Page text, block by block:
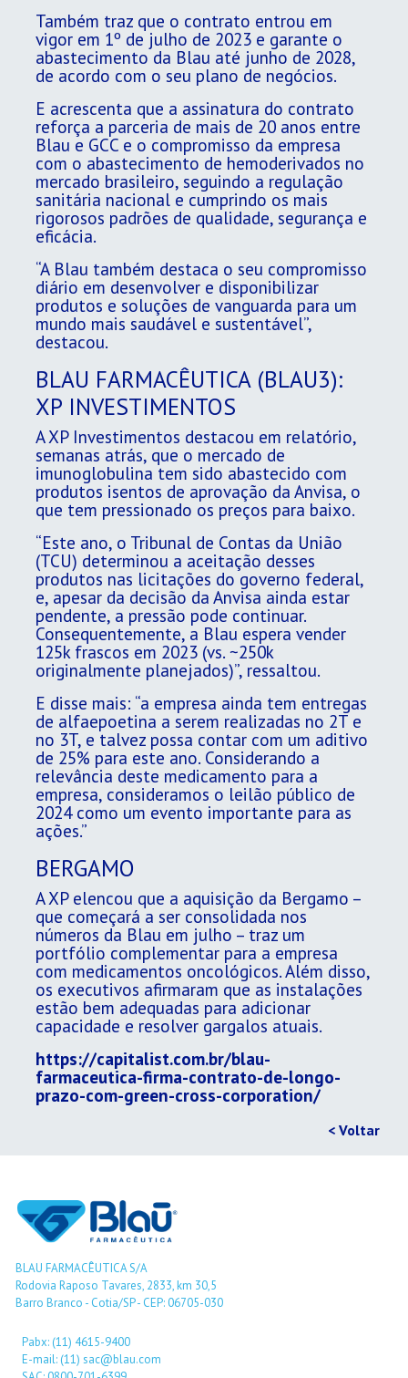
Também traz que o contrato entrou em
vigor em 1º de julho de 2023 e garante o
abastecimento da Blau até junho de 2028,
de acordo com o seu plano de negócios.
E acrescenta que a assinatura do contrato
reforça a parceria de mais de 20 anos entre
Blau e GCC e o compromisso da empresa
com o abastecimento de hemoderivados no
mercado brasileiro, seguindo a regulação
sanitária nacional e cumprindo os mais
rigorosos padrões de qualidade, segurança e
eficácia.
“A Blau também destaca o seu compromisso
diário em desenvolver e disponibilizar
produtos e soluções de vanguarda para um
mundo mais saudável e sustentável”,
destacou.
BLAU FARMACÊUTICA (BLAU3):
XP INVESTIMENTOS
A XP Investimentos destacou em relatório,
semanas atrás, que o mercado de
imunoglobulina tem sido abastecido com
produtos isentos de aprovação da Anvisa, o
que tem pressionado os preços para baixo.
“Este ano, o Tribunal de Contas da União
(TCU) determinou a aceitação desses
produtos nas licitações do governo federal,
e, apesar da decisão da Anvisa ainda estar
pendente, a pressão pode continuar.
Consequentemente, a Blau espera vender
125k frascos em 2023 (vs. ~250k
originalmente planejados)”, ressaltou.
E disse mais: “a empresa ainda tem entregas
de alfaepoetina a serem realizadas no 2T e
no 3T, e talvez possa contar com um aditivo
de 25% para este ano. Considerando a
relevância deste medicamento para a
empresa, consideramos o leilão público de
2024 como um evento importante para as
ações.”
BERGAMO
A XP elencou que a aquisição da Bergamo –
que começará a ser consolidada nos
números da Blau em julho – traz um
portfólio complementar para a empresa
com medicamentos oncológicos. Além disso,
os executivos afirmaram que as instalações
estão bem adequadas para adicionar
capacidade e resolver gargalos atuais.
https://capitalist.com.br/blau-
farmaceutica-firma-contrato-de-longo-
prazo-com-green-cross-corporation/
< Voltar
BLAU FARMACÊUTICA S/A
Rodovia Raposo Tavares, 2833, km 30,5
Barro Branco - Cotia/SP - CEP: 06705-030
Pabx: (11) 4615-9400
E-mail: (11) sac@blau.com